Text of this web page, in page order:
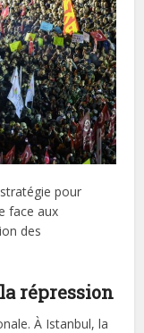
pour
face aux
des
la répression
À Istanbul, la